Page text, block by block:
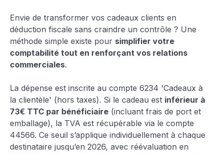
Envie de transformer vos cadeaux clients en
déduction fiscale sans craindre un contrôle ? Une
méthode simple existe pour simplifier votre
comptabilité tout en renforçant vos relations
commerciales.
La dépense est inscrite au compte 6234 'Cadeaux à
la clientèle' (hors taxes). Si le cadeau est inférieur à
73€ TTC par bénéficiaire (incluant frais de port et
emballage), la TVA est récupérable via le compte
44566. Ce seuil s’applique individuellement à chaque
destinataire jusqu’en 2026, avec réévaluation en